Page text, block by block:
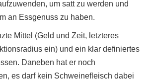
um satt zu werden und
an Essgenuss zu haben.
Mittel (Geld und Zeit, letzteres
ein) und ein klar definiertes
Daneben hat er noch
es darf kein Schweinefleisch dabei